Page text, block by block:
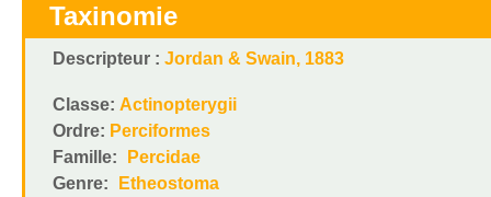
Taxinomie
Descripteur : Jordan & Swain, 1883
Classe: Actinopterygii
Ordre: Perciformes
Famille:
Percidae
Genre:
Etheostoma